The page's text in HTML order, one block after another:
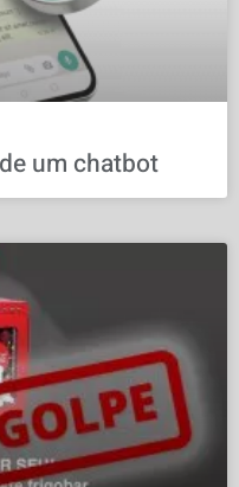
um chatbot